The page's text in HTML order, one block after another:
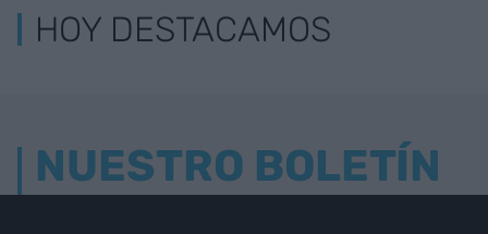
HOY DESTACAMOS
NUESTRO BOLETÍN